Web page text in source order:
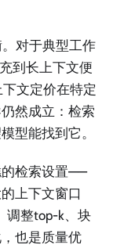
对于典型工作
到长上下文便
文定价在特定
然成立：检索
型能找到它。
检索设置——
上下文窗口
调整top-k、块
也是质量优